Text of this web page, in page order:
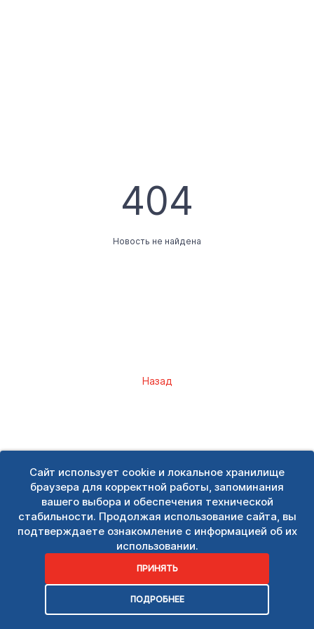
Сайт использует cookie и локальное хранилище
браузера для корректной работы, запоминания
вашего выбора и обеспечения технической
стабильности. Продолжая использование сайта, вы
подтверждаете ознакомление с информацией об их
использовании.
ПРИНЯТЬ
ПОДРОБНЕЕ
404
Новость не найдена
Назад